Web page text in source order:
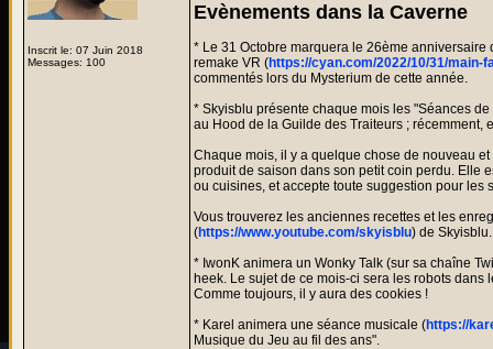
Inscrit le: 07 Juin 2018
Messages: 100
Evènements dans la Caverne
* Le 31 Octobre marquera le 26ème anniversaire
remake VR (https://cyan.com/2022/10/31/main-
commentés lors du Mysterium de cette année.
* Skyisblu présente chaque mois les "Séances
au Hood de la Guilde des Traiteurs ;
Chaque mois, il y a quelque chose de nouveau
produit de saison dans son petit coin perdu. Elle
ou cuisines, et accepte toute suggestion pour les
Vous trouverez les anciennes recettes et les
(https://www.youtube.com/skyisblu) de Skyisblu.
* IwonK animera un Wonky Talk (sur sa chaîne
heek. Le sujet de ce mois-ci sera les robots
Comme toujours, il y aura des cookies !
* Karel animera une séance musicale (https://
Musique du Jeu au fil des ans".